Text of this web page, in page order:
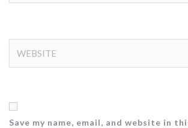
Save my name, email, and website in